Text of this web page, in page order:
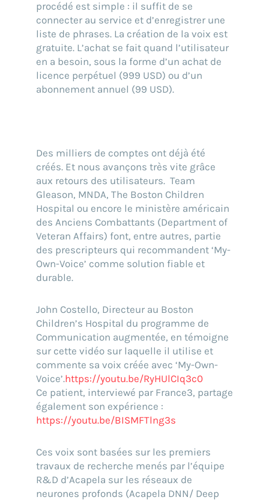
procédé est simple : il suffit de se
connecter au service et d’enregistrer une
liste de phrases. La création de la voix est
gratuite. L’achat se fait quand l’utilisateur
en a besoin, sous la forme d’un achat de
licence perpétuel (999 USD) ou d’un
abonnement annuel (99 USD).
Des milliers de comptes ont déjà été
créés. Et nous avançons très vite grâce
aux retours des utilisateurs. Team
Gleason, MNDA, The Boston Children
Hospital ou encore le ministère américain
des Anciens Combattants (Department of
Veteran Affairs) font, entre autres, partie
des prescripteurs qui recommandent ‘My-
Own-Voice’ comme solution fiable et
durable.
John Costello, Directeur au Boston
Children’s Hospital du programme de
Communication augmentée, en témoigne
sur cette vidéo sur laquelle il utilise et
commente sa voix créée avec ‘My-Own-
Voice’.https://youtu.be/RyHUlCIq3c0
Ce patient, interviewé par France3, partage
également son expérience :
https://youtu.be/BISMFTlng3s
Ces voix sont basées sur les premiers
travaux de recherche menés par l’équipe
R&D d’Acapela sur les réseaux de
neurones profonds (Acapela DNN/ Deep